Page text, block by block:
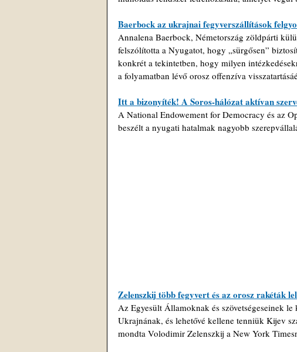
Baerbock az ukrajnai fegyverszállítások
Annalena Baerbock, Németország zöldpárti
felszólította a Nyugatot, hogy „sürgősen”
konkrét a tekintetben, hogy milyen
a folyamatban lévő orosz offenzíva
Itt a bizonyíték! A Soros-hálózat aktívan
A National Endowement for Democracy és az
beszélt a nyugati hatalmak nagyobb
Zelenszkij több fegyvert és az orosz rakéták
Az Egyesült Államoknak és szövetségeseinek
Ukrajnának, és lehetővé kellene tenniük Kijev
mondta Volodimir Zelenszkij a New York